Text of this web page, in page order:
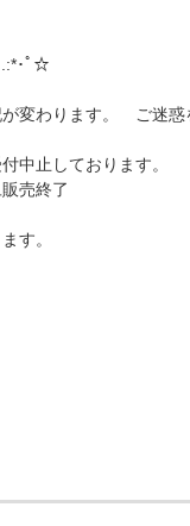
･ﾟ☆
変わります。 ご迷惑
中止しております。
売終了
す。